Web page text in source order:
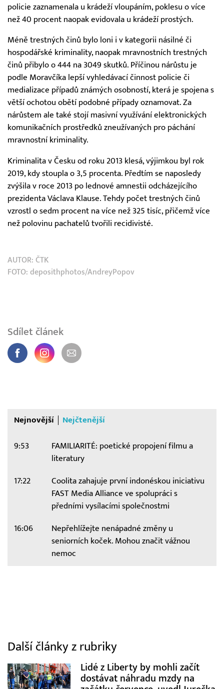
policie zaznamenala u krádeží vloupáním, poklesu o více
než 40 procent naopak evidovala u krádeží prostých.
Méně trestných činů bylo loni i v kategorii násilné či
hospodářské kriminality, naopak mravnostních trestných
činů přibylo o 444 na 3049 skutků. Příčinou nárůstu je
podle Moravčíka lepší vyhledávací činnost policie či
medializace případů známých osobností, která je spojena s
větší ochotou obětí podobné případy oznamovat. Za
nárůstem ale také stojí masivní využívání elektronických
komunikačních prostředků zneužívaných pro páchání
mravnostní kriminality.
Kriminalita v Česku od roku 2013 klesá, výjimkou byl rok
2019, kdy stoupla o 3,5 procenta. Předtím se naposledy
zvýšila v roce 2013 po lednové amnestii odcházejícího
prezidenta Václava Klause. Tehdy počet trestných činů
vzrostl o sedm procent na více než 325 tisíc, přičemž více
než polovinu pachatelů tvořili recidivisté.
AUTOR: ČTK
FOTO: deposithphotos/AndreyPopov
Sdílet článek
Nejnovější Nejčtenější
9:53
FAMILIARITÉ: poetické propojení filmu a
literatury
17:22
Coolita zahajuje první indonéskou iniciativu
FAST Media Alliance ve spolupráci s
předními vysílacími společnostmi
16:06
Nepřehlížejte nenápadné změny u
seniorních koček. Mohou značit vážnou
nemoc
Další články z rubriky
Lidé z Liberty by mohli začít
dostávat náhradu mzdy na